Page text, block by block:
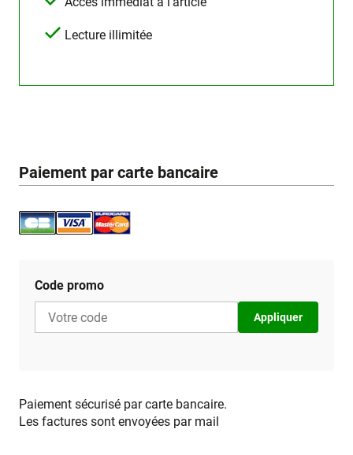
Lecture illimitée
Paiement par carte bancaire
Code promo
Appliquer
Paiement sécurisé par carte bancaire.
Les factures sont envoyées par mail